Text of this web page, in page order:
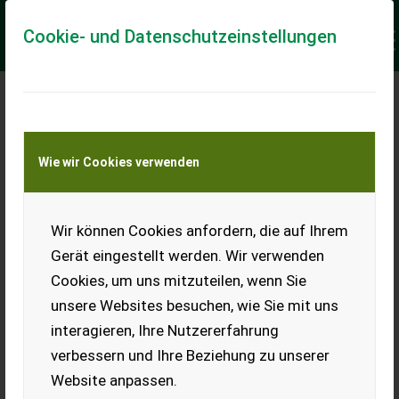
Cookie- und Datenschutzeinstellungen
Wie wir Cookies verwenden
Wir können Cookies anfordern, die auf Ihrem
Gerät eingestellt werden. Wir verwenden
Cookies, um uns mitzuteilen, wenn Sie
unsere Websites besuchen, wie Sie mit uns
interagieren, Ihre Nutzererfahrung
verbessern und Ihre Beziehung zu unserer
Website anpassen.
Meine Transportkostenanfrage
Transport von Land- und Baumaschinen –
KEINE Tiertransporte
Ladeort
Ort